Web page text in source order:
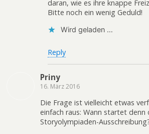
daran, wie es ihre knappe
Bitte noch ein wenig Geduld!
Wird geladen …
Reply
Priny
16. März 2016
Die Frage ist vielleicht etwas
einfach raus: Wann startet denn
Storyolympiaden-